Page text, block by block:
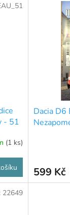
- 51
(1 ks)
Dacia D6
599 Kč
22649